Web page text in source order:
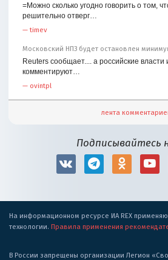
=Можно сколько угодно говорить о том,
решительно отверг…
—timev
Московский НПЗ будет остановлен
Reuters сообщает.... а российские власти
комментируют…
— ovintpl
лента
Подписывайтесь
На информационном ресурсе ИА REX
технологии. Правила применения
В России запрещены организации Легион